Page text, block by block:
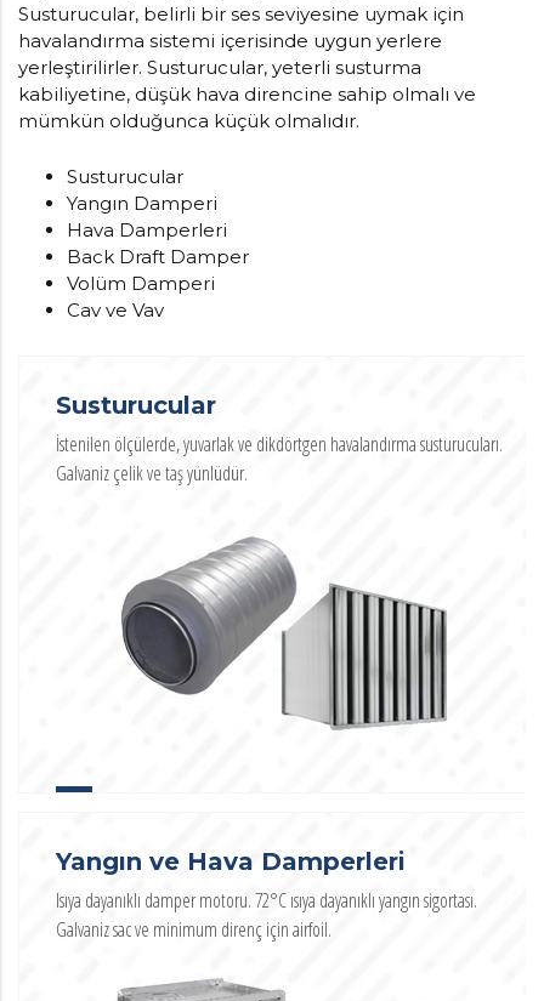
Susturucular, belirli bir ses seviyesine uymak için
havalandırma sistemi içerisinde uygun yerlere
yerleştirilirler. Susturucular, yeterli susturma
kabiliyetine, düşük hava direncine sahip olmalı ve
mümkün olduğunca küçük olmalıdır.
Susturucular
Yangın Damperi
Hava Damperleri
Back Draft Damper
Volüm Damperi
Cav ve Vav
Susturucular
İstenilen ölçülerde, yuvarlak ve dikdörtgen havalandırma susturucuları.
Galvaniz çelik ve taş yünlüdür.
Yangın ve Hava Damperleri
Isıya dayanıklı damper motoru. 72°C ısıya dayanıklı yangın sigortası.
Galvaniz sac ve minimum direnç için airfoil.